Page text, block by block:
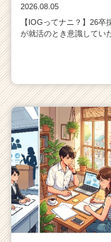
2026.08.05
【IOGってナニ？】26卒
が就活のとき意識してい